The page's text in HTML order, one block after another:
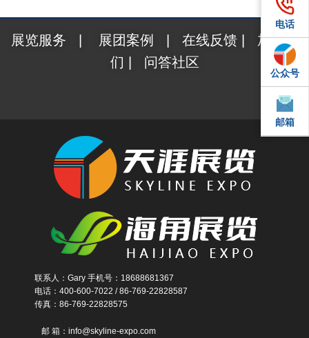
电话
QQ
邮箱
电话
公众号
邮箱
展览服务 展团案例 在线反馈| 加入我
们
问答社区
联系人：Gary 手机号：18688681367
电话：400-600-7022 / 86-769-22828587
传真：86-769-22828575
邮 箱：info@skyline-expo.com